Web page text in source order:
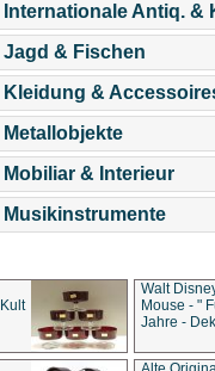
Internationale Antiq. &
Jagd & Fischen
Kleidung &
Metallobjekte
Mobiliar & Interieur
Musikinstrumente
Walt
Mouse - "
Jahre -